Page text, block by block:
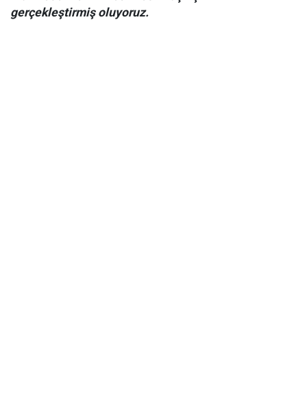
gerçekleştirmiş oluyoruz.